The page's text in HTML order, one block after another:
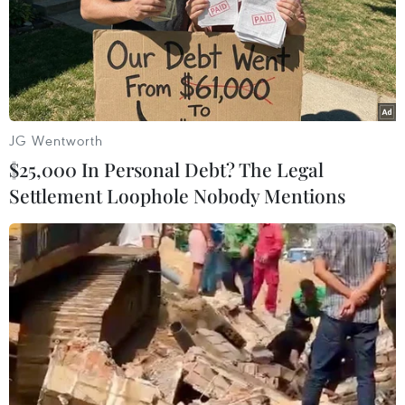
phù hợp với các quy định trong chiến lược toàn
cầu của Liên hợp quốc nhằm giảm tác hại của
việc sử dụng rượu bia, đồng thời phù hợp với
thông lệ của quốc tế, phù hợp trong giao tiếp
giữa con người với con người.
Phó Chủ tịch quốc hội cho hay, nhiều đại biểu
quốc hội mong muốn luật ban hành điều chỉnh,
ngăn chặn hành vi lạm dụng việc sử dụng rượu
bia đến sức khỏe con người.
Bên cạnh đó là các ý kiến đại biểu quốc hội đề
nghị ghi rõ những vấn đề liên quan đến trách
nhiệm quản lý nhà nước đối với quá trình sản
xuất, kinh doanh rượu bia.
“Qua các ý kiến, các đại biểu quốc hội đề nghị
JG Wentworth
$25,000 In Personal Debt? The Legal
Settlement Loophole Nobody Mentions